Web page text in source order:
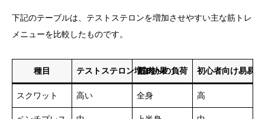
下記のテーブルは、テストステロンを増加させやすい主な筋トレ
メニューを比較したものです。
種目 テストステロン増加効果
筋肉への負荷 初心者向け易易度
スクワット 高い 全身 高